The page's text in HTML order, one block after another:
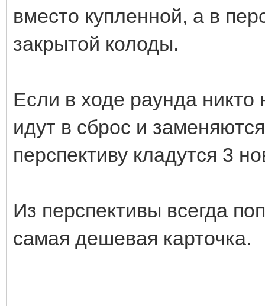
вместо купленной, а в
закрытой колоды.
Если в ходе раунда никто
идут в сброс и
перспективу кладутся 3
Из перспективы всегда
самая дешевая карточка.